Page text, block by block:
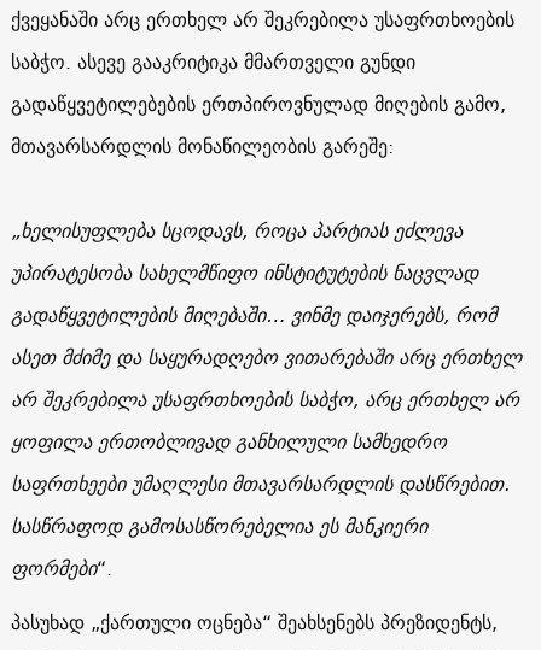
ქვეყანაში არც ერთხელ არ შეკრებილა უსაფრთხოების
საბჭო. ასევე გააკრიტიკა მმართველი გუნდი
გადაწყვეტილებების ერთპიროვნულად მიღების გამო,
მთავარსარდლის მონაწილეობის გარეშე:
„ხელისუფლება სცოდავს, როცა პარტიას ეძლევა
უპირატესობა სახელმწიფო ინსტიტუტების ნაცვლად
გადაწყვეტილების მიღებაში… ვინმე დაიჯერებს, რომ
ასეთ მძიმე და საყურადღებო ვითარებაში არც ერთხელ
არ შეკრებილა უსაფრთხოების საბჭო, არც ერთხელ არ
ყოფილა ერთობლივად განხილული სამხედრო
საფრთხეები უმაღლესი მთავარსარდლის დასწრებით.
სასწრაფოდ გამოსასწორებელია ეს მანკიერი
ფორმები“.
პასუხად „ქართული ოცნება“ შეახსენებს პრეზიდენტს,